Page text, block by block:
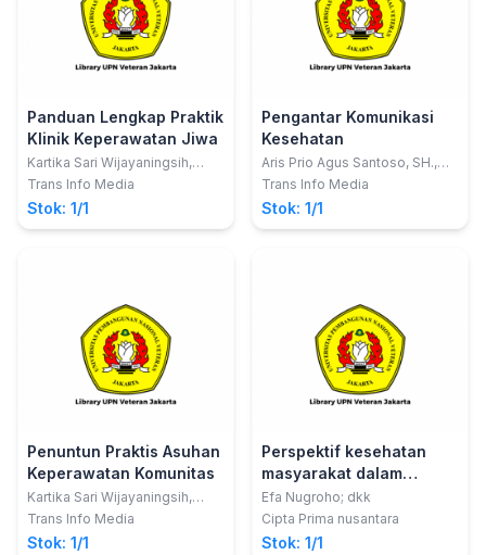
Panduan Lengkap Praktik
Klinik Keperawatan Jiwa
Kartika Sari Wijayaningsih,
S.Kep.,Ners
Trans Info Media
Stok: 1/1
Pengantar Komunikasi
Kesehatan
Aris Prio Agus Santoso, SH.,
MH.Kes.; Tatiana Siska
Trans Info Media
Stok: 1/1
Penuntun Praktis Asuhan
Keperawatan Komunitas
Kartika Sari Wijayaningsih,
S.Kep.,Ners
Trans Info Media
Stok: 1/1
Perspektif kesehatan
masyarakat dalam
manajemen bencana
Efa Nugroho; dkk
Cipta Prima nusantara
Stok: 1/1